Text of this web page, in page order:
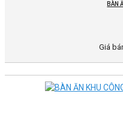
BÀN
Giá